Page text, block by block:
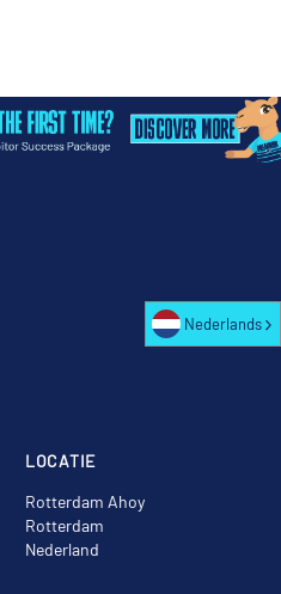
LOCATIE
Rotterdam Ahoy
Rotterdam
Nederland
Nederlands